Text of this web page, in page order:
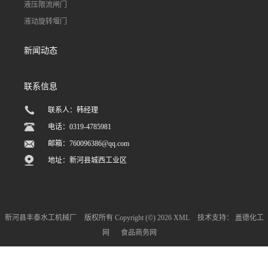
液压限流闸门
液动旋转堰门
新闻动态
联系信息
联系人：韩经理
电话：0319-4785981
邮箱：760096386@qq.com
地址：新河县城西工业区
新河县丰泰水工机械厂 版权所有 Copyright (©) 2026 XML 技术支持：
盖德化工
网
食品商务网